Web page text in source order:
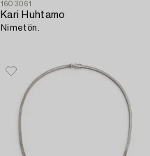
1603061
Kari Huhtamo
Nimetön.